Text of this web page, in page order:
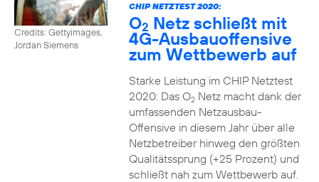
Credits: Gettyimages,
Jordan Siemens
CHIP NETZTEST 2020:
O2 Netz schließt mit
4G-Ausbauoffensive
zum Wettbewerb auf
Starke Leistung im CHIP Netztest
2020: Das O2Netz macht dank der
umfassenden Netzausbau-
Offensive in diesem Jahr über alle
Netzbetreiber hinweg den größten
Qualitätssprung (+25 Prozent) und
schließt nah zum Wettbewerb auf.